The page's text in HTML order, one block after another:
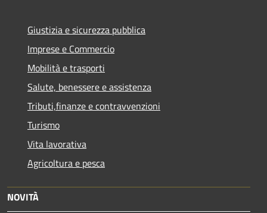
Giustizia e sicurezza pubblica
Imprese e Commercio
Mobilità e trasporti
Salute, benessere e assistenza
Tributi,finanze e contravvenzioni
Turismo
Vita lavorativa
Agricoltura e pesca
NOVITÀ